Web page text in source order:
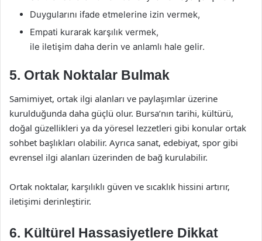
Duygularını ifade etmelerine izin vermek,
Empati kurarak karşılık vermek,
ile iletişim daha derin ve anlamlı hale gelir.
5. Ortak Noktalar Bulmak
Samimiyet, ortak ilgi alanları ve paylaşımlar üzerine
kurulduğunda daha güçlü olur. Bursa’nın tarihi, kültürü,
doğal güzellikleri ya da yöresel lezzetleri gibi konular ortak
sohbet başlıkları olabilir. Ayrıca sanat, edebiyat, spor gibi
evrensel ilgi alanları üzerinden de bağ kurulabilir.
Ortak noktalar, karşılıklı güven ve sıcaklık hissini artırır,
iletişimi derinleştirir.
6. Kültürel Hassasiyetlere Dikkat